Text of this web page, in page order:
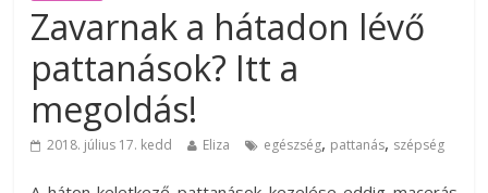
Zavarnak a hátadon lévő
pattanások? Itt a
megoldás!
2018. július 17. kedd Eliza egészség, pattanás, szépség